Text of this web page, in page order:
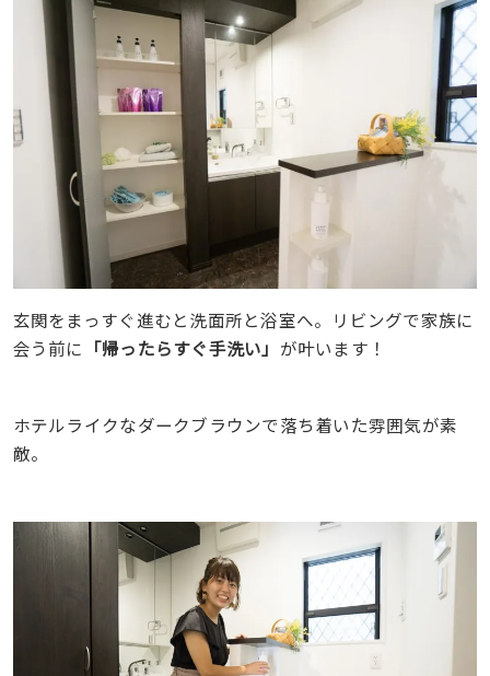
玄関をまっすぐ進むと洗面所と浴室へ。リビングで家族に
会う前に 「帰ったらすぐ手洗い」 が叶います！
ホテルライクなダークブラウンで落ち着いた雰囲気が素
敵。